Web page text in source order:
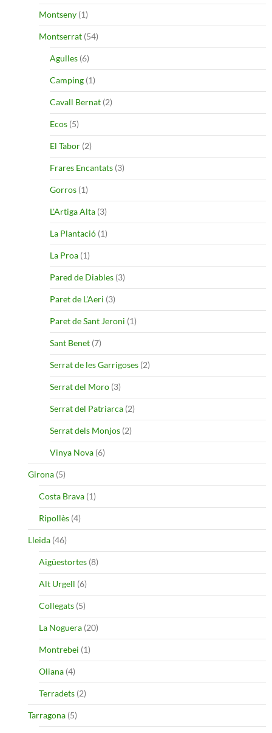
Montseny (1)
Montserrat (54)
Agulles (6)
Camping (1)
Cavall Bernat (2)
Ecos (5)
El Tabor (2)
Frares Encantats (3)
Gorros (1)
L'Artiga Alta (3)
La Plantació (1)
La Proa (1)
Pared de Diables (3)
Paret de L'Aeri (3)
Paret de Sant Jeroni (1)
Sant Benet (7)
Serrat de les Garrigoses (2)
Serrat del Moro (3)
Serrat del Patriarca (2)
Serrat dels Monjos (2)
Vinya Nova (6)
Girona (5)
Costa Brava (1)
Ripollès (4)
Lleida (46)
Aigüestortes (8)
Alt Urgell (6)
Collegats (5)
La Noguera (20)
Montrebei (1)
Oliana (4)
Terradets (2)
Tarragona (5)